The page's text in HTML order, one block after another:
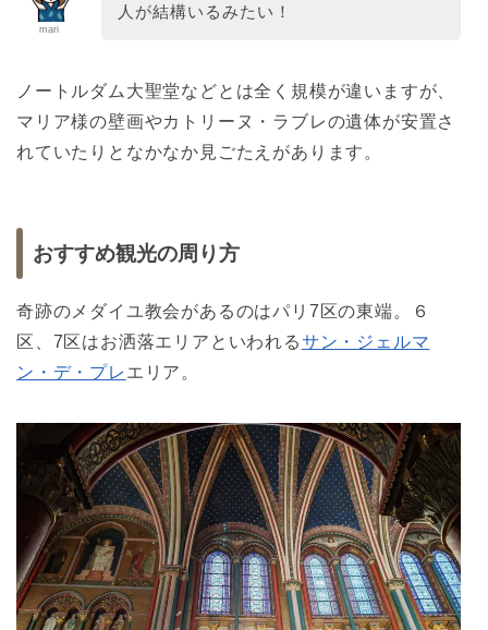
mari
人が結構いるみたい！
ノートルダム大聖堂などとは全く規模が違いますが、
マリア様の壁画やカトリーヌ・ラブレの遺体が安置さ
れていたりとなかなか見ごたえがあります。
おすすめ観光の周り方
奇跡のメダイユ教会があるのはパリ7区の東端。６
区、7区はお洒落エリアといわれるサン・ジェルマ
ン・デ・プレ エリア。